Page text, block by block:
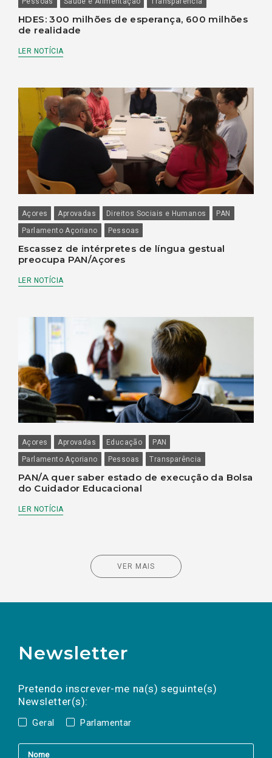
HDES: 300 milhões de esperança, 600 milhões
de realidade
LER NOTÍCIA
Açores Aprovadas Direitos Sociais e Humanos
PAN
Parlamento Açoriano
Pessoas
Escassez de intérpretes de língua gestual
preocupa PAN/Açores
LER NOTÍCIA
Açores Aprovadas Educação
PAN
Parlamento Açoriano
Pessoas Transparência
PAN/A quer saber estado de execução da Bolsa
do Cuidador Educacional
LER NOTÍCIA
VER MAIS
Newsletter
Pretendo inscrever-me na(s) seguinte(s)
Newsletter(s):
Geral Parlamentar
a(s) newsletter(s).
mail